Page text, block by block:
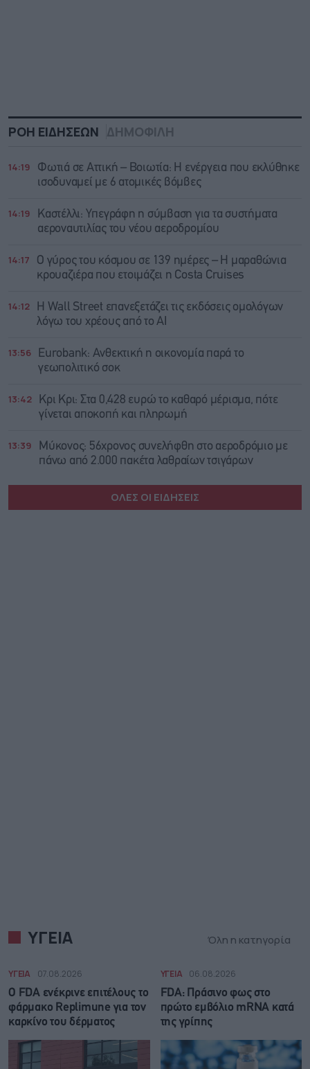
ΡΟΗ ΕΙΔΗΣΕΩΝ ΔΗΜΟΦΙΛΗ
14:19
Φωτιά σε Αττική – Βοιωτία: Η ενέργεια που εκλύθηκε
ισοδυναμεί με 6 ατομικές βόμβες
14:19
Καστέλλι: Υπεγράφη η σύμβαση για τα συστήματα
αεροναυτιλίας του νέου αεροδρομίου
14:17
Ο γύρος του κόσμου σε 139 ημέρες – Η μαραθώνια
κρουαζιέρα που ετοιμάζει η Costa Cruises
14:12
Η Wall Street επανεξετάζει τις εκδόσεις ομολόγων
λόγω του χρέους από το AI
13:56
Eurobank: Ανθεκτική η οικονομία παρά το
γεωπολιτικό σοκ
13:42
Κρι Κρι: Στα 0,428 ευρώ το καθαρό μέρισμα, πότε
γίνεται αποκοπή και πληρωμή
13:39
Μύκονος: 56χρονος συνελήφθη στο αεροδρόμιο με
πάνω από 2.000 πακέτα λαθραίων τσιγάρων
ΟΛΕΣ ΟΙ ΕΙΔΗΣΕΙΣ
ΥΓΕΙΑ Όλη η κατηγορία
ΥΓΕΙΑ 07.08.2026
Ο FDA ενέκρινε επιτέλους το
φάρμακο Replimune για τον
καρκίνο του δέρματος
ΥΓΕΙΑ 06.08.2026
FDA: Πράσινο φως στο
πρώτο εμβόλιο mRNA κατά
της γρίπης